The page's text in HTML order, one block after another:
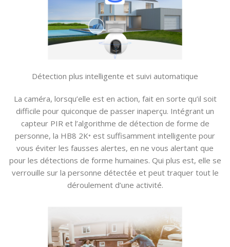
Détection plus intelligente et suivi automatique
La caméra, lorsqu’elle est en action, fait en sorte qu’il soit
difficile pour quiconque de passer inaperçu. Intégrant un
capteur PIR et l’algorithme de détection de forme de
personne, la HB8 2K⁺ est suffisamment intelligente pour
vous éviter les fausses alertes, en ne vous alertant que
pour les détections de forme humaines. Qui plus est, elle se
verrouille sur la personne détectée et peut traquer tout le
déroulement d’une activité.